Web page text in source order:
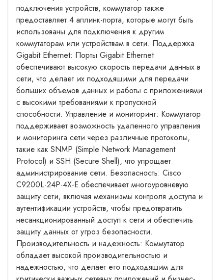
подключения устройств, коммутатор также
предоставляет 4 аплинк-порта, которые могут быть
использованы для подключения к другим
коммутаторам или устройствам в сети. Поддержка
Gigabit Ethernet: Порты Gigabit Ethernet
обеспечивают высокую скорость передачи данных в
сети, что делает их подходящими для передачи
больших объемов данных и работы с приложениями
с высокими требованиями к пропускной
способности. Управление и мониторинг: Коммутатор
поддерживает возможность удаленного управления
и мониторинга сети через различные протоколы,
такие как SNMP (Simple Network Management
Protocol) и SSH (Secure Shell), что упрощает
администрирование сети. Безопасность: Cisco
C9200L-24P-4X-E обеспечивает многоуровневую
защиту сети, включая механизмы контроля доступа и
аутентификации устройств, чтобы предотвратить
несанкционированный доступ к сети и обеспечить
защиту данных от угроз безопасности.
Производительность и надежность: Коммутатор
обладает высокой производительностью и
надежностью, что делает его подходящим для